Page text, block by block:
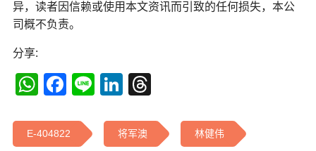
异，读者因信赖或使用本文资讯而引致的任何损失，本公
司概不负责。
分享:
WhatsApp
Facebook
LineLinkedIn
E-404822 将军澳 林健伟